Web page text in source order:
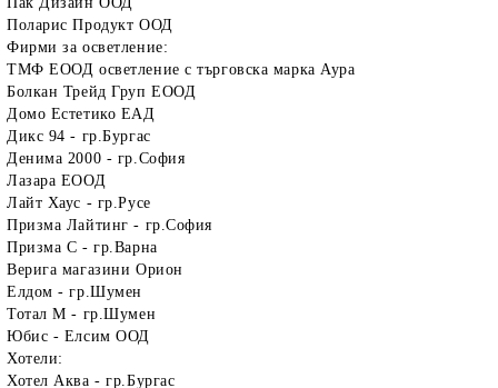
Поларис Продукт ООД
Фирми за осветление:
ТМФ ЕООД осветление с търговска марка Аура
Болкан Трейд Груп ЕООД
Домо Естетико ЕАД
Дикс 94 - гр.Бургас
Денима 2000 - гр.София
Лазара ЕООД
Лайт Хаус - гр.Русе
Призма Лайтинг - гр.София
Призма С - гр.Варна
Верига магазини Орион
Елдом - гр.Шумен
Тотал М - гр.Шумен
Юбис - Елсим ООД
Хотели:
Хотел Аква - гр.Бургас